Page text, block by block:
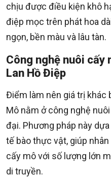
chịu được điều kiện khô
điệp mọc trên phát hoa
ngọn, bền màu và lâu tàn.
Công nghệ nuôi cấy
Lan Hồ Điệp
Điểm làm nên giá trị khác
Mô nằm ở công nghệ
đại. Phương pháp này
tế bào thực vật, giúp
cấy mô với số lượng lớn
di truyền.